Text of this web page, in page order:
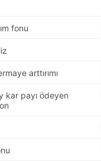
fonu
arttırımı
kar payı ödeyen